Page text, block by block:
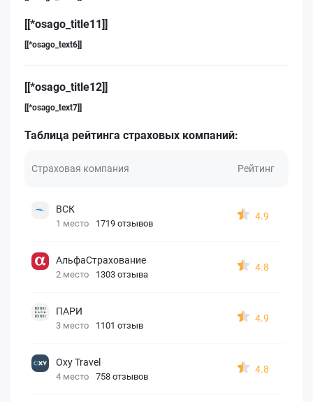
[[*osago_title11]]
[[*osago_text6]]
[[*osago_title12]]
[[*osago_text7]]
Таблица рейтинга страховых компаний:
Страховая компания Рейтинг
ВСК
1 место 1719 отзывов
4.9
АльфаСтрахование
2 место 1303 отзыва
4.8
ПАРИ
3 место 1101 отзыв
4.9
Oxy Travel
4 место 758 отзывов
4.8